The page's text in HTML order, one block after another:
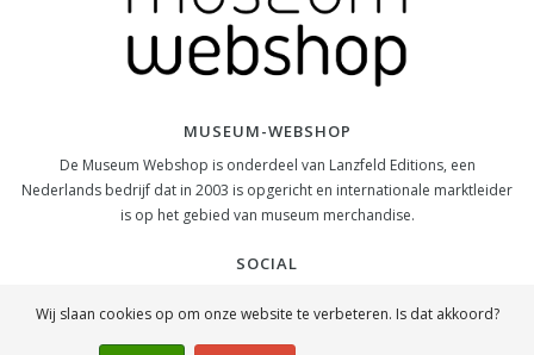
MUSEUM-WEBSHOP
De Museum Webshop is onderdeel van Lanzfeld Editions, een
Nederlands bedrijf dat in 2003 is opgericht en internationale marktleider
is op het gebied van museum merchandise.
SOCIAL
Wij slaan cookies op om onze website te verbeteren. Is dat akkoord?